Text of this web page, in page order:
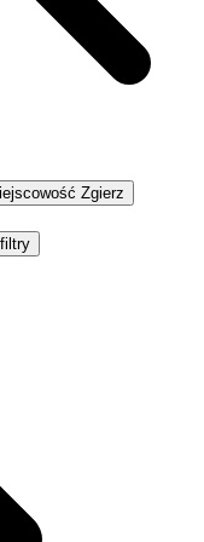
Zgierz